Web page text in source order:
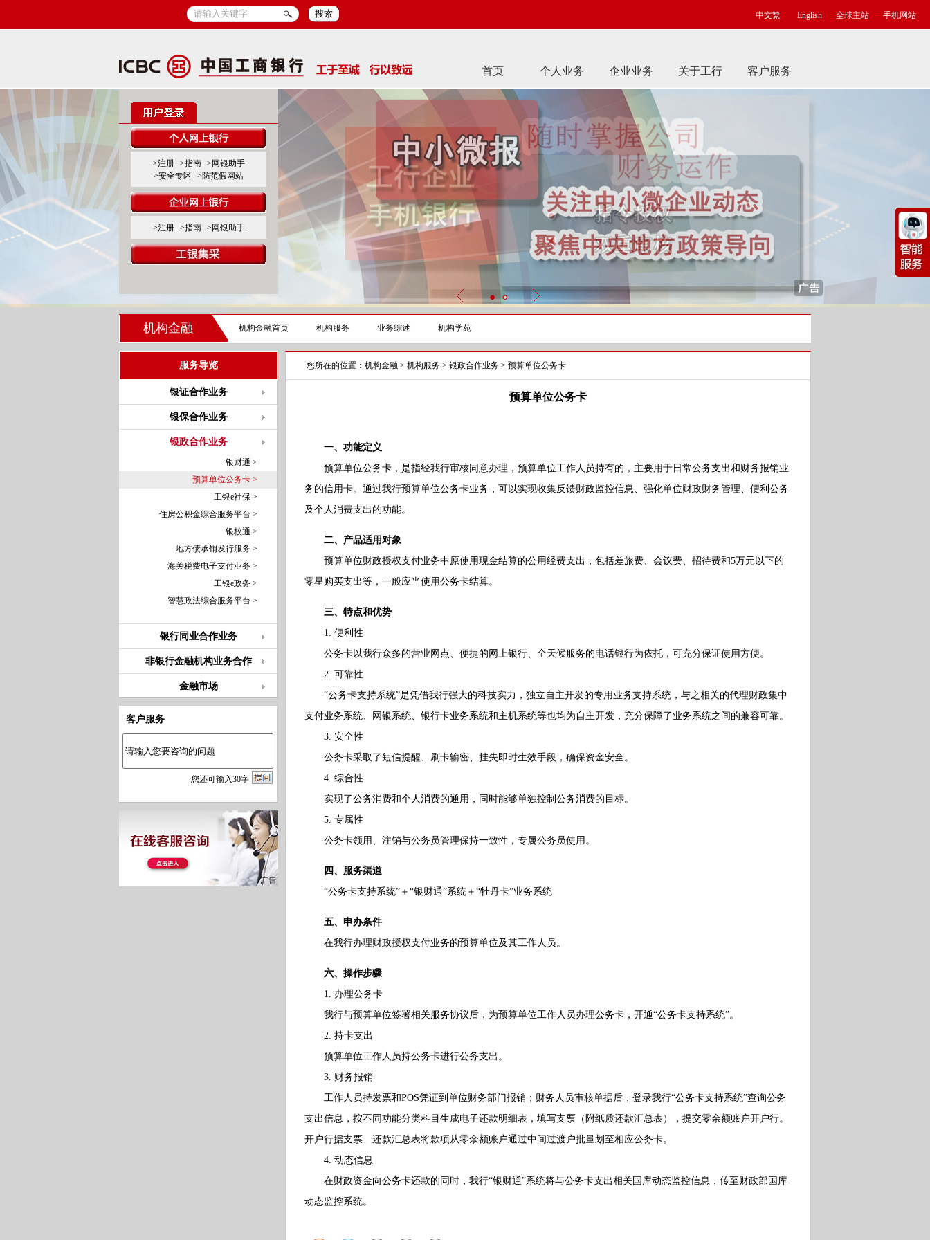
搜索 中文繁 English 全球主站 手机网站
首页 个人业务 企业业务 关于工行 客户服务
>注册 >指南
>网银助手
>安全专区
>防范假网站
>注册 >指南 >网银助手
机构金融 机构金融首页 机构服务 业务综述 机构学苑
服务导览
银证合作业务
银保合作业务
银政合作业务
银财通 >
预算单位公务卡 >
工银e社保 >
住房公积金综合服务平台 >
银校通 >
地方债承销发行服务 >
海关税费电子支付业务 >
工银e政务 >
智慧政法综合服务平台 >
银行同业合作业务
非银行金融机构业务合作
金融市场
客户服务
您还可输入30字
您所在的位置： 机构金融 > 机构服务 > 银政合作业务 > 预算单位公务卡
预算单位公务卡
一、功能定义
预算单位公务卡，是指经我行审核同意办理，预算单位工作人员持有的，主要用于日常公务支出和财务报销业
务的信用卡。通过我行预算单位公务卡业务，可以实现收集反馈财政监控信息、强化单位财政财务管理、便利公务
及个人消费支出的功能。
二、产品适用对象
预算单位财政授权支付业务中原使用现金结算的公用经费支出，包括差旅费、会议费、招待费和5万元以下的
零星购买支出等，一般应当使用公务卡结算。
三、特点和优势
1. 便利性
公务卡以我行众多的营业网点、便捷的网上银行、全天候服务的电话银行为依托，可充分保证使用方便。
2. 可靠性
“公务卡支持系统”是凭借我行强大的科技实力，独立自主开发的专用业务支持系统，与之相关的代理财政集中
支付业务系统、网银系统、银行卡业务系统和主机系统等也均为自主开发，充分保障了业务系统之间的兼容可靠。
3. 安全性
公务卡采取了短信提醒、刷卡输密、挂失即时生效手段，确保资金安全。
4. 综合性
实现了公务消费和个人消费的通用，同时能够单独控制公务消费的目标。
5. 专属性
公务卡领用、注销与公务员管理保持一致性，专属公务员使用。
四、服务渠道
“公务卡支持系统”＋“银财通”系统＋“牡丹卡”业务系统
五、申办条件
在我行办理财政授权支付业务的预算单位及其工作人员。
六、操作步骤
1. 办理公务卡
我行与预算单位签署相关服务协议后，为预算单位工作人员办理公务卡，开通“公务卡支持系统”。
2. 持卡支出
预算单位工作人员持公务卡进行公务支出。
3. 财务报销
工作人员持发票和POS凭证到单位财务部门报销；财务人员审核单据后，登录我行“公务卡支持系统”查询公务
支出信息，按不同功能分类科目生成电子还款明细表，填写支票（附纸质还款汇总表），提交零余额账户开户行。
开户行据支票、还款汇总表将款项从零余额账户通过中间过渡户批量划至相应公务卡。
4. 动态信息
在财政资金向公务卡还款的同时，我行“银财通”系统将与公务卡支出相关国库动态监控信息，传至财政部国库
动态监控系统。